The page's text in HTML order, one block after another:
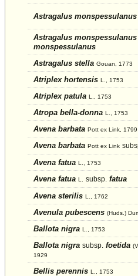
Astragalus
Astragalus
monspessulanus
Astragalus stella Gouan, 1773
Atriplex hortensis L., 1753
Atriplex patula L., 1753
Atropa bella-donna L., 1753
Avena barbata Pott ex Link, 1799
Avena barbata Pott ex Link
Avena fatua L., 1753
Avena fatua L. subsp. fatua
Avena sterilis L., 1762
Avenula pubescens (Huds.)
Ballota nigra L., 1753
Ballota nigra subsp. foetida
1929
Bellis perennis L., 1753